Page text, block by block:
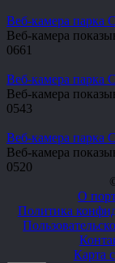
Веб-камера парка
Веб-камера
0661
Веб-камера парка
Веб-камера
0543
Веб-камера парка
Веб-камера
0520
О
Политика
Карта